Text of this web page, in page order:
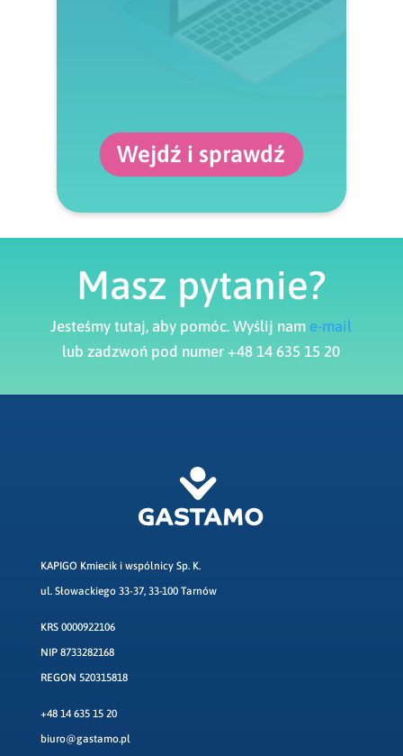
Wejdź i sprawdź
Masz pytanie?
Jesteśmy tutaj, aby pomóc. Wyślij nam e-mail
lub zadzwoń pod numer +48 14 635 15 20
KAPIGO Kmiecik i wspólnicy Sp. K.
ul. Słowackiego 33-37, 33-100 Tarnów
KRS 0000922106
NIP 8733282168
REGON 520315818
+48 14 635 15 20
biuro@gastamo.pl